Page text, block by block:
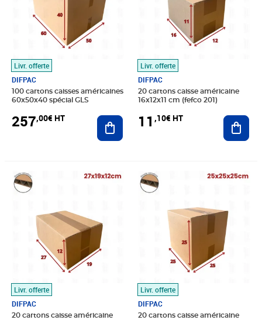
Livr. offerte
DIFPAC
100 cartons caisses américaines
60x50x40 spécial GLS
257,00€ HT Ajouter au panier
Livr. offerte
DIFPAC
20 cartons caisse américaine
16x12x11 cm (fefco 201)
11 ,10€ HT
Livr. offerte
DIFPAC
20 cartons caisse américaine
Prix 16,19€ HT
Livr. offerte
DIFPAC
20 cartons caisse américaine
Prix 19,84€ HT